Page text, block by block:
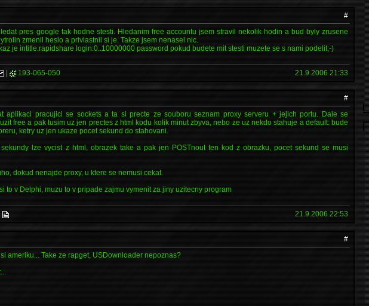
#
pres google tak hodne stesti. Hledanim free accountu jsem stravil nekolik hodin a bud byly zrusene
zmenil heslo a privlastnil si je. Takze jsem nenasel nic.
je intitle:rapidshare login:0..10000000 password pokud budete mit stesti muzete se s nami podelit;-)
| 193-065-050 21.9.2006 21:33
#
aplikaci pracujici se sockets a ta si precte ze souboru seznam proxy serveru + jejich portu. Dale se
free a pak tusim uz jen prectes z html kodu kolik minut zbyva, nebo ze uz nekdo stahuje a default: bude
ketry uz jen ukaze pocet sekund do stahovani.
lze vycist z html, obrazek take a pak jen POSTnout ten kod z obrazku, pocet sekund se musi
dokud nenajde proxy, u ktere se nemusi cekat.
to v Delphi, muzu to v pripade zajmu vymenit za jiny uzitecny program
21.9.2006 22:53
#
ameriku... Take ze rapget, USDownloader nepoznas?